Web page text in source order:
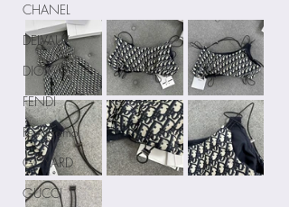
CHANEL
DELVAUX
DIOR
FENDI
Ferragamo
GOYARD
GUCCI